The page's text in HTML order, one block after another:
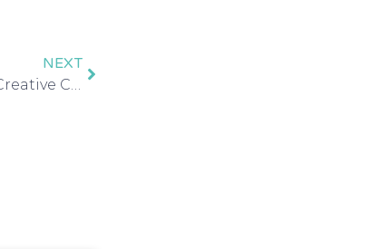
NEXT
onward – Our Award-Winning Creative Campaign